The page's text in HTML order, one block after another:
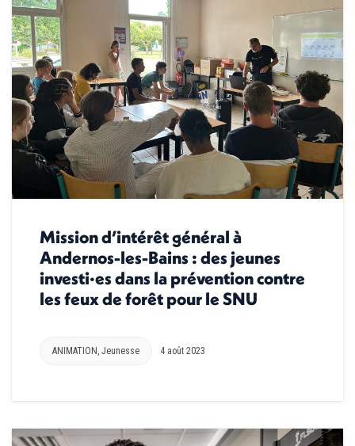
Mission d’intérêt général à
Andernos-les-Bains : des jeunes
investi·es dans la prévention contre
les feux de forêt pour le SNU
ANIMATION Jeunesse 4 août 2023